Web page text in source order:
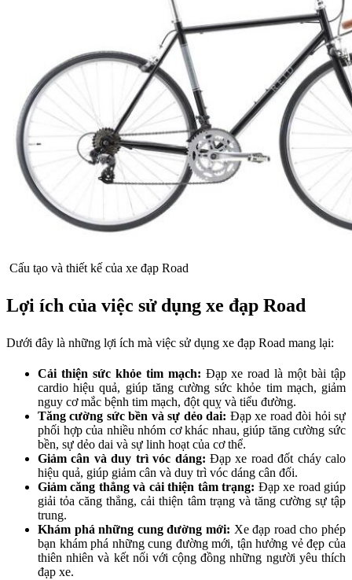
Cấu tạo và thiết kế của xe đạp Road
Lợi ích của việc sử dụng xe đạp Road
Dưới đây là những lợi ích mà việc sử dụng xe đạp Road mang lại:
Cải thiện sức khỏe tim mạch: Đạp xe road là một bài tập
cardio hiệu quả, giúp tăng cường sức khỏe tim mạch, giảm
nguy cơ mắc bệnh tim mạch, đột quỵ và tiểu đường.
Tăng cường sức bền và sự dẻo dai: Đạp xe road đòi hỏi sự
phối hợp của nhiều nhóm cơ khác nhau, giúp tăng cường sức
bền, sự dẻo dai và sự linh hoạt của cơ thể.
Giảm cân và duy trì vóc dáng: Đạp xe road đốt cháy calo
hiệu quả, giúp giảm cân và duy trì vóc dáng cân đối.
Giảm căng thẳng và cải thiện tâm trạng: Đạp xe road giúp
giải tỏa căng thẳng, cải thiện tâm trạng và tăng cường sự tập
trung.
Khám phá những cung đường mới: Xe đạp road cho phép
bạn khám phá những cung đường mới, tận hưởng vẻ đẹp của
thiên nhiên và kết nối với cộng đồng những người yêu thích
đạp xe.